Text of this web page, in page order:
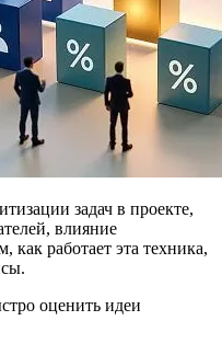
задач в проекте,
влияние
как работает эта техника,
оценить идеи